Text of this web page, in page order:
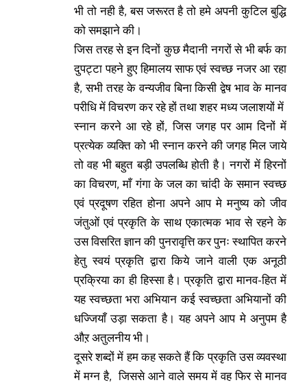
भी तो नही है, बस जरूरत है तो हमे अपनी कुटिल बुद्धि
को समझाने की।
जिस तरह से इन दिनों कुछ मैदानी नगरों से भी बर्फ का
दुपट्टा पहने हुए हिमालय साफ एवं स्वच्छ नजर आ रहा
है, सभी तरह के वन्यजीव बिना किसी द्वेष भाव के मानव
परीधि में विचरण कर रहे हों तथा शहर मध्य जलाशयों में
स्नान करने आ रहे हों, जिस जगह पर आम दिनों में
प्रत्येक व्यक्ति को भी स्नान करने की जगह मिल जाये
तो वह भी बहुत बड़ी उपलब्धि होती है। नगरों में हिरनों
का विचरण, माँ गंगा के जल का चांदी के समान स्वच्छ
एवं प्रदूषण रहित होना अपने आप मे मनुष्य को जीव
जंतुओं एवं प्रकृति के साथ एकात्मक भाव से रहने के
उस विसरित ज्ञान की पुनरावृत्ति कर पुनः स्थापित करने
हेतु स्वयं प्रकृति द्वारा किये जाने वाली एक अनूठी
प्रक्रिया का ही हिस्सा है। प्रकृति द्वारा मानव-हित में
यह स्वच्छता भरा अभियान कई स्वच्छता अभियानों की
धज्जियाँ उड़ा सकता है। यह अपने आप मे अनुपम है
औऱ अतुलनीय भी।
दूसरे शब्दों में हम कह सकते हैं कि प्रकृति उस व्यवस्था
में मग्न है, जिससे आने वाले समय में वह फिर से मानव